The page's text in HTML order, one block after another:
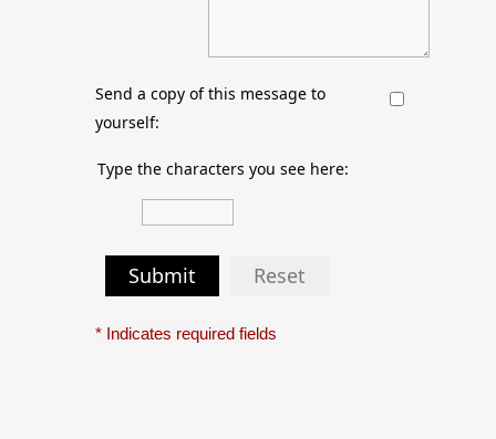
Send a copy of this message to
yourself:
Type the characters you see here:
Submit Reset
* Indicates required fields